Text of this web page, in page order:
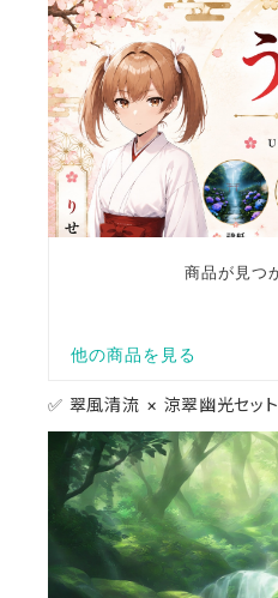
✅ 翠風清流 × 涼翠幽光セット